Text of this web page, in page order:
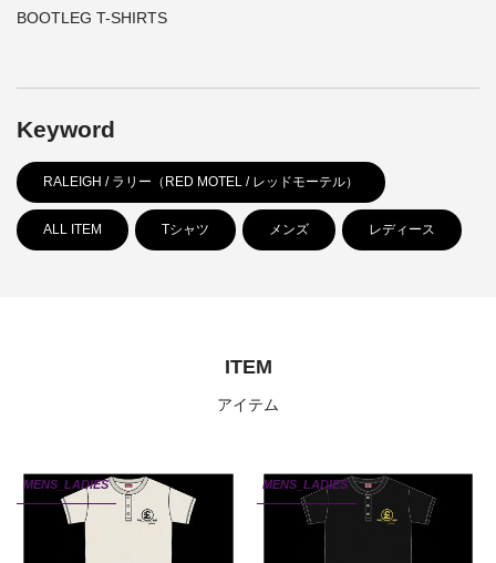
BOOTLEG T-SHIRTS
Keyword
RALEIGH / ラリー（RED MOTEL / レッドモーテル）
ALL ITEM Tシャツ メンズ レディース
ITEM
アイテム
MENS_LADIES MENS_LADIES